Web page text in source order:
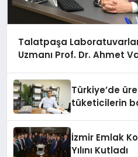
Talatpaşa
Uzmanı Prof. Dr. Ahmet
Türkiye’de
tüketicilerin
İzmir Emlak
Yılını Kutladı